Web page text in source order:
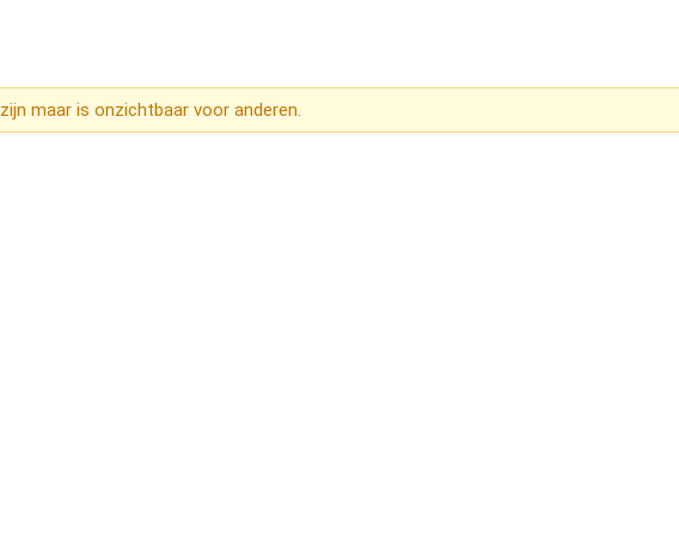
maar is onzichtbaar voor anderen.